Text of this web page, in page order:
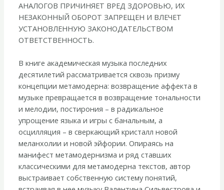
АНАЛОГОВ ПРИЧИНЯЕТ ВРЕД ЗДОРОВЬЮ, ИХ
НЕЗАКОННЫЙ ОБОРОТ ЗАПРЕЩЕН И ВЛЕЧЕТ
УСТАНОВЛЕННУЮ ЗАКОНОДАТЕЛЬСТВОМ
ОТВЕТСТВЕННОСТЬ.
В книге академическая музыка последних
десятилетий рассматривается сквозь призму
концепции метамодерна: возвращение аффекта в
музыке превращается в возвращение тональности
и мелодии, постирония – в радикальное
упрощение языка и игры с банальным, а
осцилляция – в сверкающий кристалл новой
меланхолии и новой эйфории. Опираясь на
манифест метамодернизма и ряд ставших
классическими для метамодерна текстов, автор
выстраивает собственную систему понятий,